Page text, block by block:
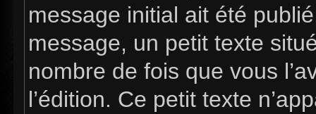
message initial ait été
message, un petit texte
nombre de fois que vous
l’édition. Ce petit texte